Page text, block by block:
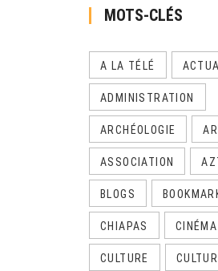
MOTS-CLÉS
A LA TÉLÉ
ADMINISTRATION
ARCHÉOLOGIE
ASSOCIATION
BLOGS
CHIAPAS CINÉMA
CULTURE